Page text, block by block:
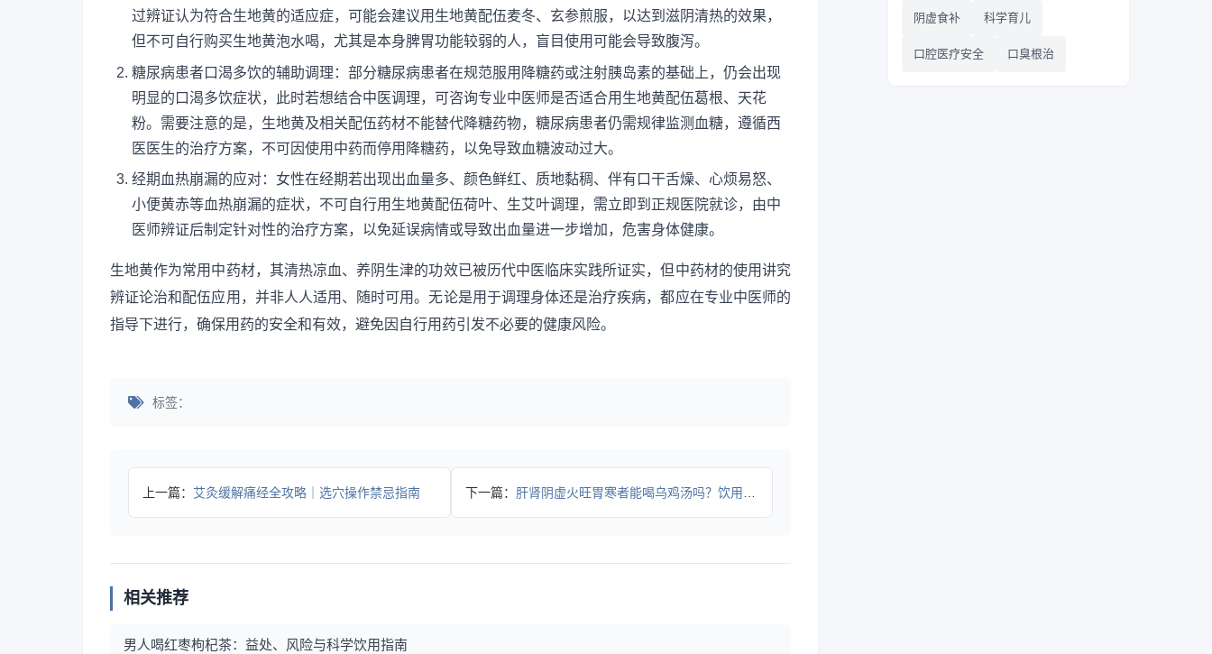
过辨证认为符合生地黄的适应症，可能会建议用生地黄配伍麦冬、玄参煎服，以达到滋阴清热的效果，
但不可自行购买生地黄泡水喝，尤其是本身脾胃功能较弱的人，盲目使用可能会导致腹泻。
糖尿病患者口渴多饮的辅助调理：部分糖尿病患者在规范服用降糖药或注射胰岛素的基础上，仍会出现
明显的口渴多饮症状，此时若想结合中医调理，可咨询专业中医师是否适合用生地黄配伍葛根、天花
粉。需要注意的是，生地黄及相关配伍药材不能替代降糖药物，糖尿病患者仍需规律监测血糖，遵循西
医医生的治疗方案，不可因使用中药而停用降糖药，以免导致血糖波动过大。
经期血热崩漏的应对：女性在经期若出现出血量多、颜色鲜红、质地黏稠、伴有口干舌燥、心烦易怒、
小便黄赤等血热崩漏的症状，不可自行用生地黄配伍荷叶、生艾叶调理，需立即到正规医院就诊，由中
医师辨证后制定针对性的治疗方案，以免延误病情或导致出血量进一步增加，危害身体健康。
生地黄作为常用中药材，其清热凉血、养阴生津的功效已被历代中医临床实践所证实，但中药材的使用讲究
辨证论治和配伍应用，并非人人适用、随时可用。无论是用于调理身体还是治疗疾病，都应在专业中医师的
指导下进行，确保用药的安全和有效，避免因自行用药引发不必要的健康风险。
标签：
上一篇： 艾灸缓解痛经全攻略｜选穴操作禁忌指南 下一篇： 肝肾阴虚火旺胃寒者能喝乌鸡汤吗？饮用全攻略
相关推荐
男人喝红枣枸杞茶：益处、风险与科学饮用指南
阴虚食补 科学育儿
口腔医疗安全 口臭根治